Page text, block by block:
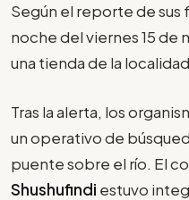
Según el reporte de sus
noche del viernes 15 de
una tienda de la
Tras la alerta, los
un operativo de
puente sobre el río. El
Shushufindi estuvo